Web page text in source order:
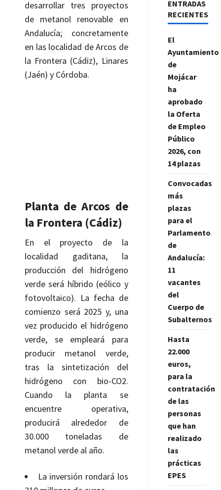
desarrollar tres proyectos
de metanol renovable en
Andalucía; concretamente
en las localidad de Arcos de
la Frontera (Cádiz), Linares
(Jaén) y Córdoba.
Planta de Arcos de
la Frontera (Cádiz)
En el proyecto de la
localidad gaditana, la
producción del hidrógeno
verde será híbrido (eólico y
fotovoltaico). La fecha de
comienzo será 2025 y, una
vez producido el hidrógeno
verde, se empleará para
producir metanol verde,
tras la sintetización del
hidrógeno con bio-CO2.
Cuando la planta se
encuentre operativa,
producirá alrededor de
30.000 toneladas de
metanol verde al año.
La inversión rondará los
ENTRADAS
RECIENTES
El
Ayuntamiento
de
Mojácar
ha
aprobado
la Oferta
de Empleo
Público
2026, con
14 plazas
Convocadas
más
plazas
para el
Parlamento
de
Andalucía:
11
vacantes
del
Cuerpo de
Subalternos
Hasta
22.000
euros,
para la
contratación
de las
personas
que han
realizado
las
prácticas
EPES